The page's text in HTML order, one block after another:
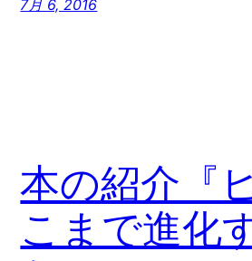
7月 6, 2016
本の紹介『
こまで進化